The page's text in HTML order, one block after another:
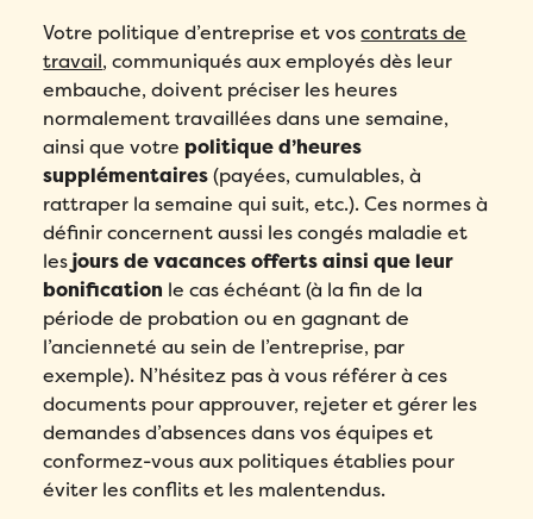
Votre politique d’entreprise et voscontrats de
travail, communiqués aux employés dès leur
embauche, doivent préciser les heures
normalement travaillées dans une semaine,
ainsi que votre politique d’heures
supplémentaires(payées, cumulables, à
rattraper la semaine qui suit, etc.). Ces normes à
définir concernent aussi les congés maladie et
lesjours de vacances offerts ainsi que leur
bonification le cas échéant (à la fin de la
période de probation ou en gagnant de
l’ancienneté au sein de l’entreprise, par
exemple). N’hésitez pas à vous référer à ces
documents pour approuver, rejeter et gérer les
demandes d’absences dans vos équipes et
conformez-vous aux politiques établies pour
éviter les conflits et les malentendus.